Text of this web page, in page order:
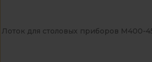
Лоток для столовых приборов М400-